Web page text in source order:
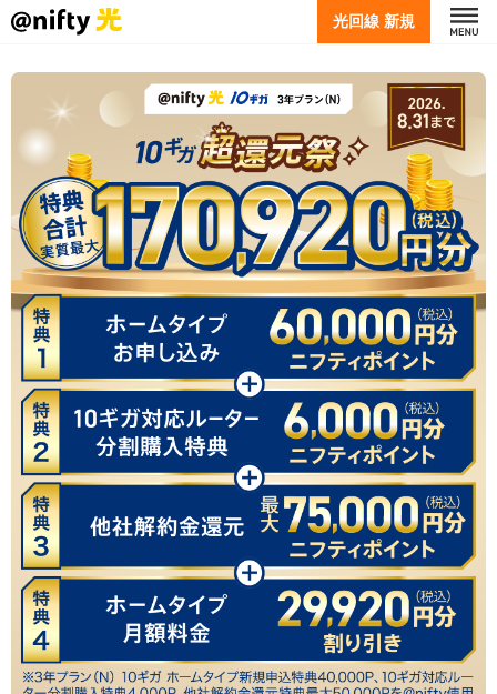
光回線 新規